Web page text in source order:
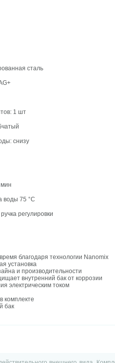
сталь
1 шт
снизу
воды 75°С
регулировки
благодаря технологии Nanomix
установка
и производительности
внутренний бак от коррозии
электрическим током
комплекте
бак